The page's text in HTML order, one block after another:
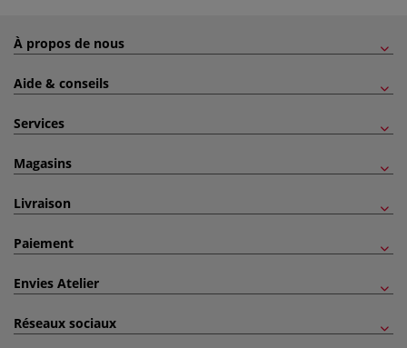
À propos de nous
Aide & conseils
Services
Magasins
Livraison
Paiement
Envies Atelier
Réseaux sociaux